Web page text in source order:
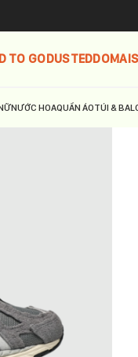
TO GODUSTED
NƯỚC HOAQUẦN ÁOTÚI &